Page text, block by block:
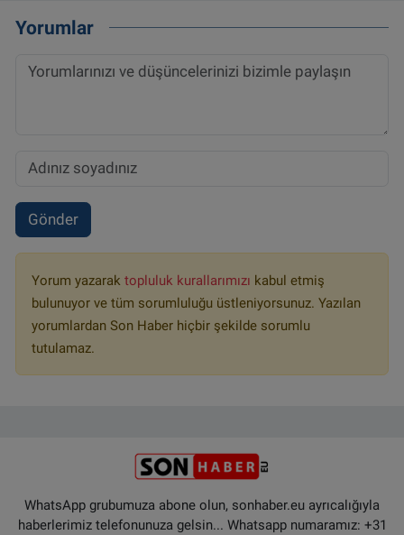
Yorumlar
Gönder
Yorum yazarak topluluk kurallarımızı kabul etmiş
bulunuyor ve tüm sorumluluğu üstleniyorsunuz. Yazılan
yorumlardan Son Haber hiçbir şekilde sorumlu
tutulamaz.
WhatsApp grubumuza abone olun, sonhaber.eu ayrıcalığıyla
haberlerimiz telefonunuza gelsin... Whatsapp numaramız: +31